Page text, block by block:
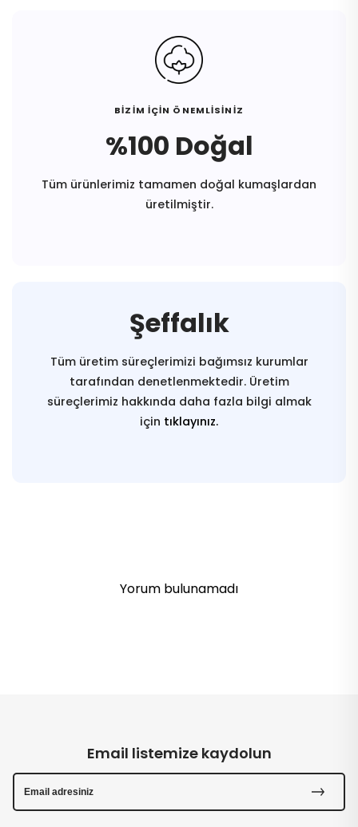
BİZİM İÇİN ÖNEMLİSİNİZ
%100 Doğal
Tüm ürünlerimiz tamamen doğal kumaşlardan
üretilmiştir.
Şeffalık
Tüm üretim süreçlerimizi bağımsız kurumlar
tarafından denetlenmektedir. Üretim
süreçlerimiz hakkında daha fazla bilgi almak
için tıklayınız.
Yorum bulunamadı
Email listemize kaydolun